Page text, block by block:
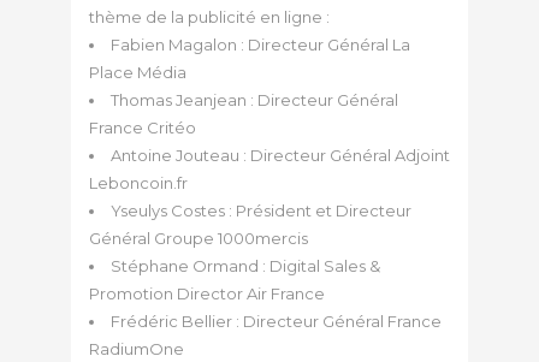
thème de la publicité en ligne :
Fabien Magalon : Directeur Général La
Place Média
Thomas Jeanjean : Directeur Général
France Critéo
Antoine Jouteau : Directeur Général Adjoint
Leboncoin.fr
Yseulys Costes : Président et Directeur
Général Groupe 1000mercis
Stéphane Ormand : Digital Sales &
Promotion Director Air France
Frédéric Bellier : Directeur Général France
RadiumOne